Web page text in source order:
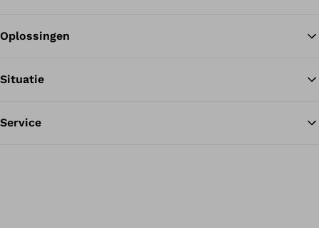
Oplossingen
Situatie
Service